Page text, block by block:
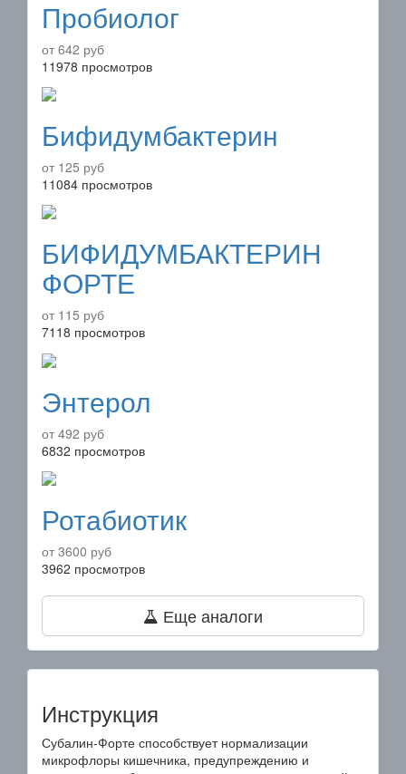
Пробиолог
от 642 руб
11978 просмотров
Бифидумбактерин
от 125 руб
11084 просмотров
БИФИДУМБАКТЕРИН
ФОРТЕ
от 115 руб
7118 просмотров
Энтерол
от 492 руб
6832 просмотров
Ротабиотик
от 3600 руб
3962 просмотров
Еще аналоги
Инструкция
Субалин-Форте способствует нормализации
микрофлоры кишечника, предупреждению и